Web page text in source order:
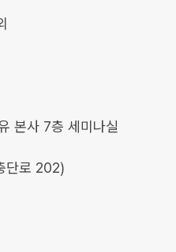
본사 7층 세미나실
단로 202)